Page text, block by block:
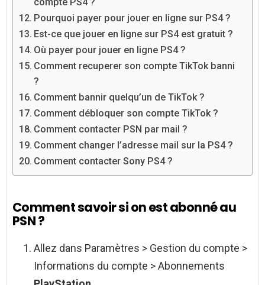
Pourquoi payer pour jouer en ligne sur PS4 ?
Est-ce que jouer en ligne sur PS4 est gratuit ?
Où payer pour jouer en ligne PS4 ?
Comment recuperer son compte TikTok banni
?
Comment bannir quelqu’un de TikTok ?
Comment débloquer son compte TikTok ?
Comment contacter PSN par mail ?
Comment changer l’adresse mail sur la PS4 ?
Comment contacter Sony PS4 ?
Comment savoir si on est abonné au
PSN ?
Allez dans Paramètres > Gestion du compte >
Informations du compte > Abonnements